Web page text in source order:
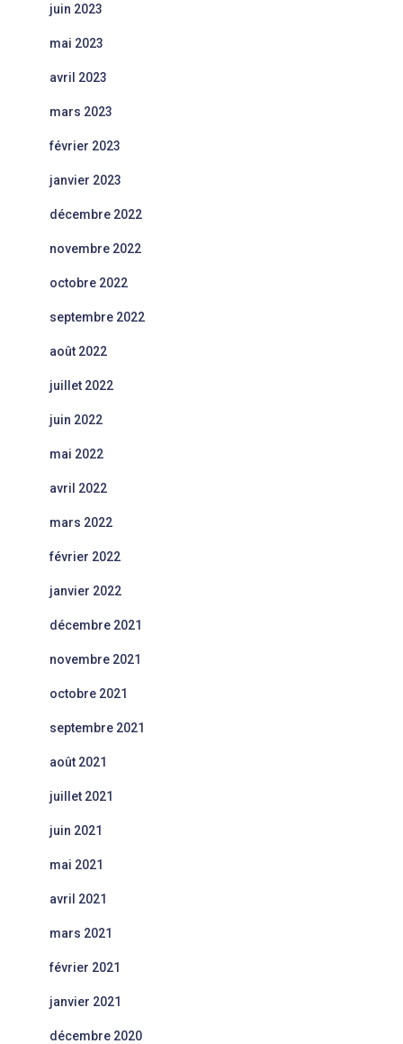
juin 2023
mai 2023
avril 2023
mars 2023
février 2023
janvier 2023
décembre 2022
novembre 2022
octobre 2022
septembre 2022
août 2022
juillet 2022
juin 2022
mai 2022
avril 2022
mars 2022
février 2022
janvier 2022
décembre 2021
novembre 2021
octobre 2021
septembre 2021
août 2021
juillet 2021
juin 2021
mai 2021
avril 2021
mars 2021
février 2021
janvier 2021
décembre 2020